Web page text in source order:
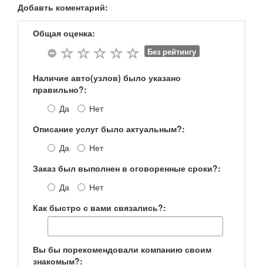
Добавть коментарий:
Общая оценка:
Без рейтингу
Наличие авто(узлов) было указано
правильно?:
Да
Нет
Описание услуг было актуальным?:
Да
Нет
Заказ был выполнен в оговоренные сроки?:
Да
Нет
Как быстро с вами связались?:
Вы бы порекомендовали компанию своим
знакомым?: